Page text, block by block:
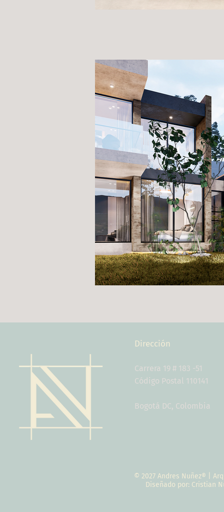
Dirección
Carrera 19 # 183 -51
Código Postal 110141
Bogotá DC, Colombia
© 2027 Andres Nuñez® |
Diseñado por: Cristian